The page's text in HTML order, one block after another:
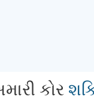
કોર